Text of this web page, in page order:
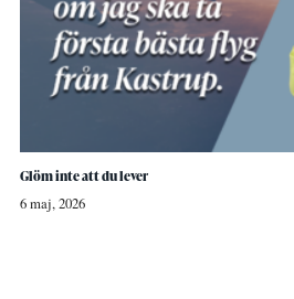
Glöm inte att du lever
6 maj, 2026